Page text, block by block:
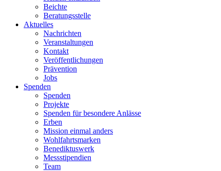
Beichte
Beratungsstelle
Aktuelles
Nachrichten
Veranstaltungen
Kontakt
Veröffentlichungen
Prävention
Jobs
Spenden
Spenden
Projekte
Spenden für besondere Anlässe
Erben
Mission einmal anders
Wohlfahrtsmarken
Benediktuswerk
Messstipendien
Team